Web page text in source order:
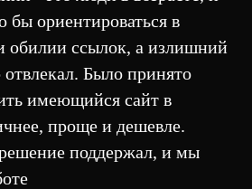
бы ориентироваться в
обилии ссылок, а излишний
Было принято
имеющийся сайт в
проще и дешевле.
поддержал, и мы